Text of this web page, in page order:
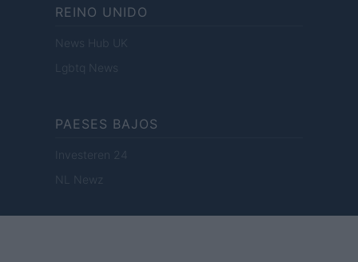
REINO UNIDO
News Hub UK
Lgbtq News
PAESES BAJOS
Investeren 24
NL Newz